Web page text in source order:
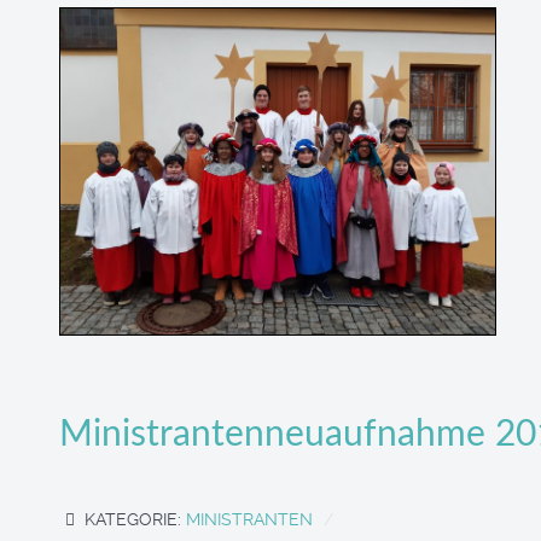
Ministrantenneuaufnahme
KATEGORIE: MINISTRANTEN